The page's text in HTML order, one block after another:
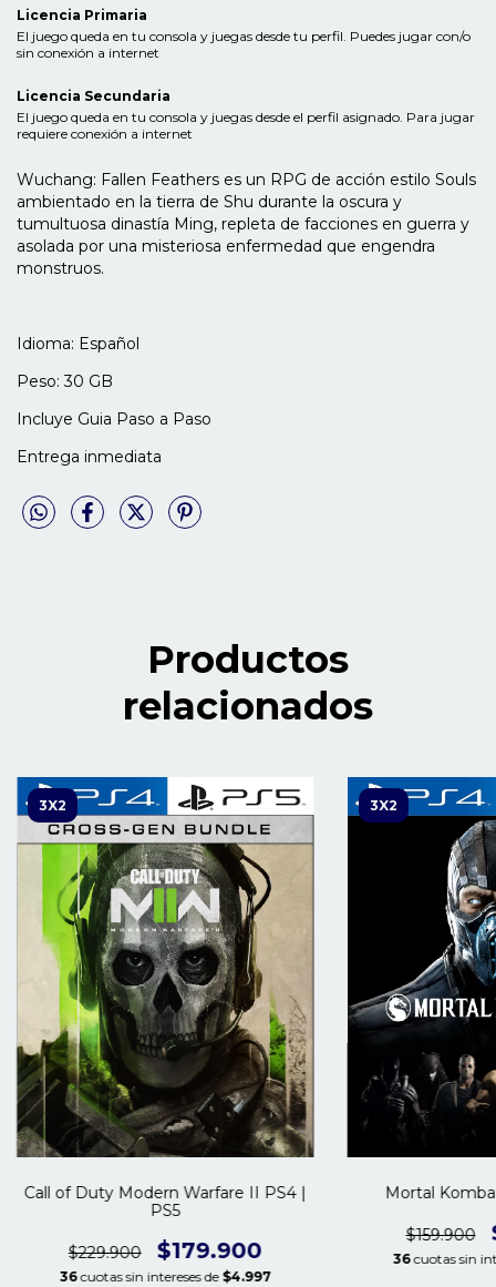
Licencia Primaria
El juego queda en tu consola y juegas desde tu perfil. Puedes jugar con/o
sin conexión a internet
Licencia Secundaria
El juego queda en tu consola y juegas desde el perfil asignado. Para jugar
requiere conexión a internet
Wuchang: Fallen Feathers es un RPG de acción estilo Souls
ambientado en la tierra de Shu durante la oscura y
tumultuosa dinastía Ming, repleta de facciones en guerra y
asolada por una misteriosa enfermedad que engendra
monstruos.
Idioma: Español
Peso: 30 GB
Incluye Guia Paso a Paso
Entrega inmediata
Productos
relacionados
3X2
Call of Duty Modern Warfare II PS4 |
PS5
$229.900 $179.900
36 cuotas sin intereses de $4.997
3X2
Mortal
$159.900
36 cuotas sin